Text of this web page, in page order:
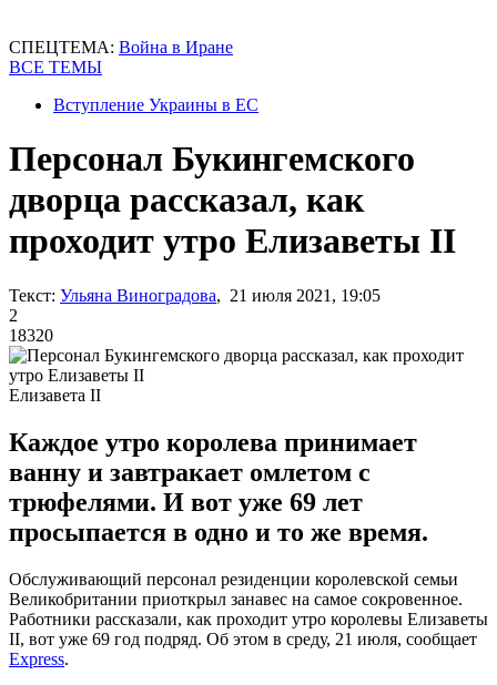
СПЕЦТЕМА: Война в Иране
ВСЕ ТЕМЫ
Вступление Украины в ЕС
Персонал Букингемского
дворца рассказал, как
проходит утро Елизаветы II
Текст: Ульяна Виноградова, 21 июля 2021, 19:05
2
18320
Елизавета ІІ
Каждое утро королева принимает
ванну и завтракает омлетом с
трюфелями. И вот уже 69 лет
просыпается в одно и то же время.
Обслуживающий персонал резиденции королевской семьи
Великобритании приоткрыл занавес на самое сокровенное.
Работники рассказали, как проходит утро королевы Елизаветы
II, вот уже 69 год подряд. Об этом в среду, 21 июля, сообщает
Express.